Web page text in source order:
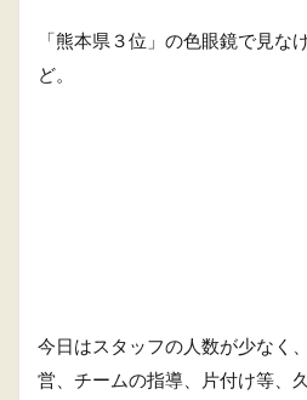
「熊本県３位」の色眼鏡で見な
ど。
今日はスタッフの人数が少なく
営、チームの指導、片付け等、